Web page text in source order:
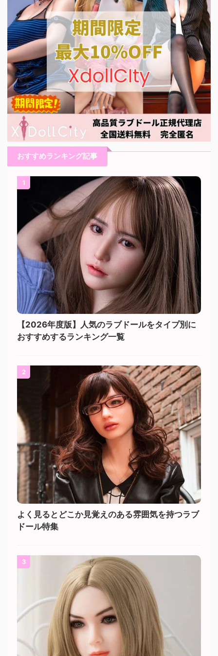
おすすめランキング記事
1
【2026年度版】人気のラブドールをタイプ別に
おすすめするランキング一覧
2
よく見るとどこか見覚えのある雰囲気を持つラブ
ドール特集
3